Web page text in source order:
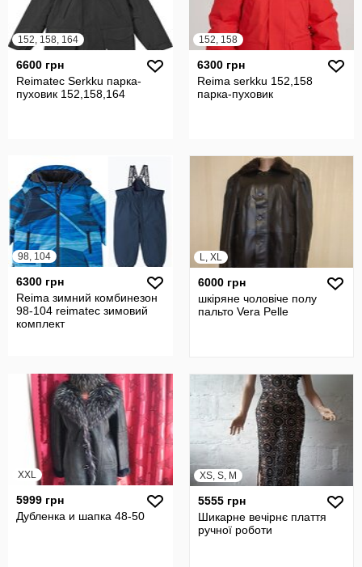
152, 158, 164
6600 грн
Reimatec Serkku парка-
пуховик 152,158,164
152, 158
6300 грн
Reima serkku 152,158
парка-пуховик
98, 104
6300 грн
Reima зимний комбинезон
98-104 reimatec зимовий
комплект
L, XL
6000 грн
шкіряне чоловіче полу
пальто Vera Pelle
XXL
5999 грн
Дубленка и шапка 48-50
XS, S, M
5555 грн
Шикарне вечірнє плаття
ручної роботи